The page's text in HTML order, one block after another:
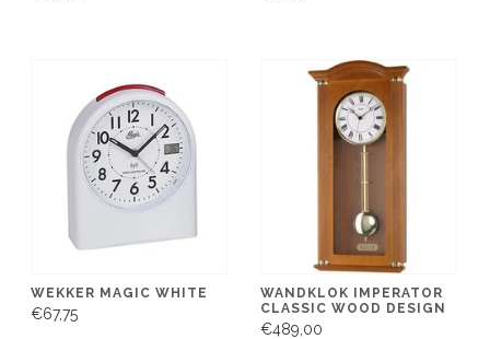
WEKKER MAGIC WHITE
€67,75
WANDKLOK IMPERATOR
CLASSIC WOOD DESIGN
€489,00